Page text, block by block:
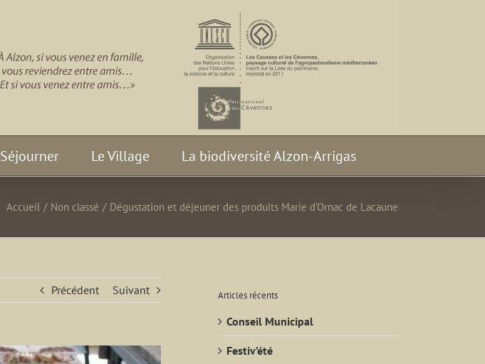
Séjourner Le Village La biodiversité Alzon-Arrigas
Accueil / Non classé / Dégustation et déjeuner des produits Marie d’Ornac de Lacaune
Précédent Suivant Articles récents
Conseil Municipal
Festiv’été